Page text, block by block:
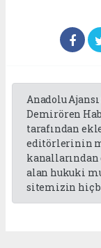
Anadolu Ajansı
Demirören
tarafından
editörlerinin
alan hukuki
sitemizin hiç